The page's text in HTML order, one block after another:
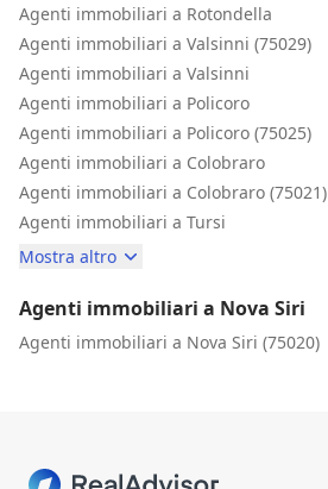
Agenti immobiliari a Rotondella
Agenti immobiliari a Valsinni (75029)
Agenti immobiliari a Valsinni
Agenti immobiliari a Policoro
Agenti immobiliari a Policoro (75025)
Agenti immobiliari a Colobraro
Agenti immobiliari a Colobraro (75021)
Agenti immobiliari a Tursi
Mostra altro
Agenti immobiliari a Nova Siri
Agenti immobiliari a Nova Siri (75020)